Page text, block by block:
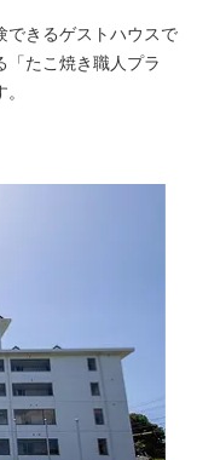
できるゲストハウスで
たこ焼き職人プラ